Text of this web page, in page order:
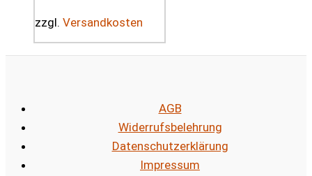
zzgl. Versandkosten
AGB
Widerrufsbelehrung
Datenschutzerklärung
Impressum